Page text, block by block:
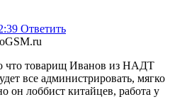
Ответить
что товарищ Иванов из НАДТ
все администрировать, мягко
он лоббист китайцев, работа у